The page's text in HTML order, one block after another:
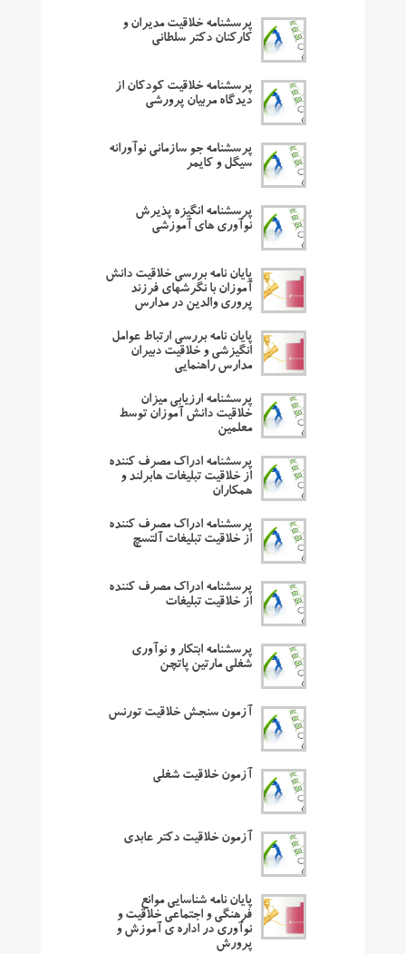
پرسشنامه خلاقیت مدیران و
کارکنان دکتر سلطانی
پرسشنامه خلاقیت کودکان از
دیدگاه مربیان پرورشی
پرسشنامه جو سازمانی نوآورانه
سیگل و کایمر
پرسشنامه انگیزه پذیرش
نوآوری های آموزشی
پایان نامه بررسی خلاقیت دانش
آموزان با نگرشهای فرزند
پروری والدین در مدارس
پایان نامه بررسی ارتباط عوامل
انگیزشی و خلاقیت دبیران
مدارس راهنمایی
پرسشنامه ارزیابی میزان
خلاقیت دانش آموزان توسط
معلمین
پرسشنامه ادراک مصرف کننده
از خلاقیت تبلیغات هابرلند و
همکاران
پرسشنامه ادراک مصرف کننده
از خلاقیت تبلیغات آلتسچ
پرسشنامه ادراک مصرف کننده
از خلاقیت تبلیغات
پرسشنامه ابتکار و نوآوری
شغلی مارتین پاتچن
آزمون سنجش خلاقیت تورنس
آزمون خلاقیت شغلی
آزمون خلاقیت دکتر عابدی
پایان نامه شناسایی موانع
فرهنگی و اجتماعی خلاقیت و
نوآوری در اداره ی آموزش و
پرورش